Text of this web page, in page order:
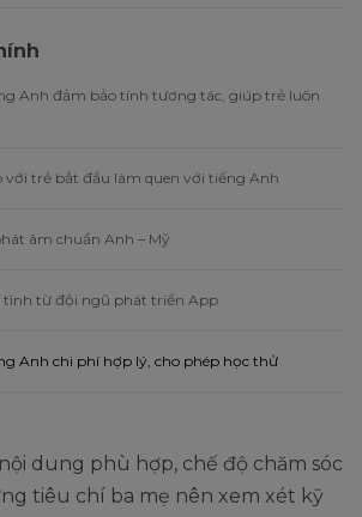
Anh đảm bảo tính tương tác, giúp trẻ luôn
với trẻ bắt đầu làm quen với tiếng Anh
âm chuẩn Anh – Mỹ
tình từ đội ngũ phát triển App
Anh chi phí hợp lý, cho phép học thử
dung phù hợp, chế độ chăm sóc
tiêu chí ba mẹ nên xem xét kỹ